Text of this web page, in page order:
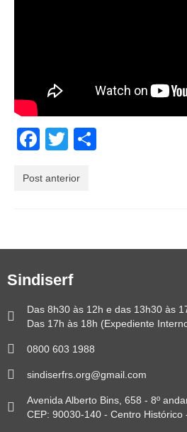
Facebook
Twitter
Post anterior
Sindiserf
Das 8h30 às 12h e das 13h30 às
Das 17h às 18h (Expediente
0800 603 1988
sindiserfrs.org@gmail.com
Avenida Alberto Bins, 658 - 8º
CEP: 90030-140 - Centro Histórico